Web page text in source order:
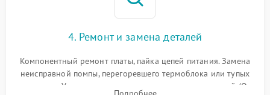
4. Ремонт и замена деталей
Компонентный ремонт платы, пайка цепей питания. Замена
неисправной помпы, перегоревшего термоблока или тупых
жерновов. Установка новых силиконовых уплотнителей (O-